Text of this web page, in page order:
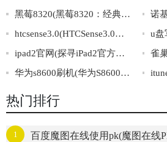
黑莓8320(黑莓8320：经典QWERTY键盘手机的始祖)
htcsense3.0(HTCSense3.0：手机界的革命性进展)
ipad2官网(探寻iPad2官方网站，尽享无限科技魅力)
华为s8600刷机(华为S8600刷机教程详解)
热门排行
1 百度魔图在线使用pk(魔图在线